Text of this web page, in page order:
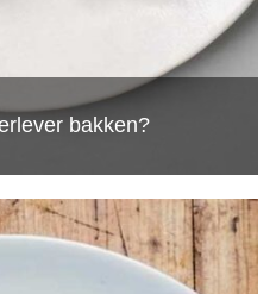
bakken?